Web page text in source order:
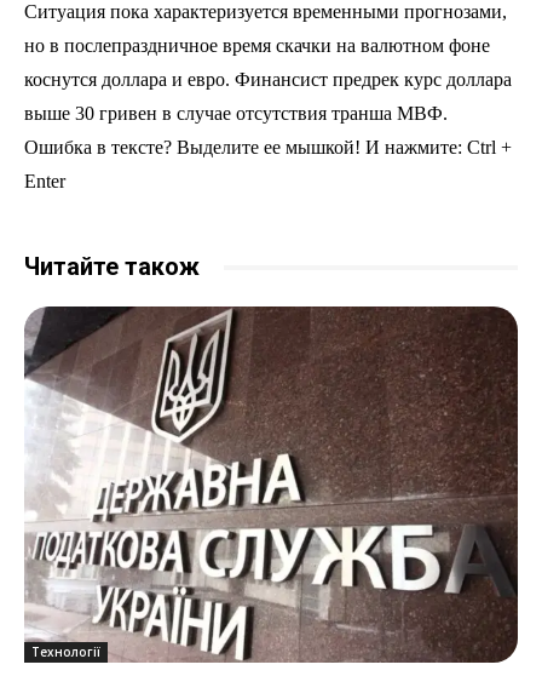
Ситуация пока характеризуется временными прогнозами,
но в послепраздничное время скачки на валютном фоне
коснутся доллара и евро. Финансист предрек курс доллара
выше 30 гривен в случае отсутствия транша МВФ.
Ошибка в тексте? Выделите ее мышкой! И нажмите: Ctrl +
Enter
Читайте також
Технології